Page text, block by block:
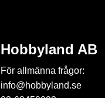
Hobbyland AB
För allmänna frågor:
info@hobbyland.se